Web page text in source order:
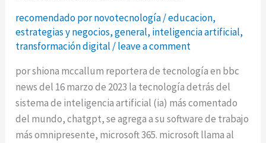
recomendado por novotecnología/educacion,
estrategias y negocios,general, inteligencia artificial,
transformación digital /leave a comment
por shiona mccallum reportera de tecnología en bbc
news del 16 marzo de 2023 la tecnología detrás del
sistema de inteligencia artificial (ia) más comentado
del mundo, chatgpt, se agrega a su software de trabajo
más omnipresente, microsoft 365. microsoft llama al